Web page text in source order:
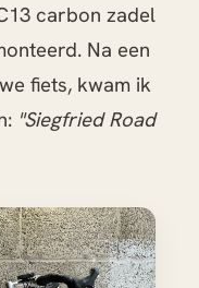
carbon zadel
Na een
fiets, kwam ik
"Siegfried Road